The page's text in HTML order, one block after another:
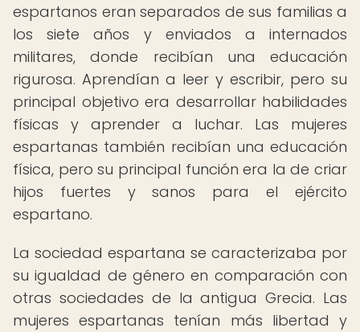
espartanos eran separados de sus familias a
los siete años y enviados a internados
militares, donde recibían una educación
rigurosa. Aprendían a leer y escribir, pero su
principal objetivo era desarrollar habilidades
físicas y aprender a luchar. Las mujeres
espartanas también recibían una educación
física, pero su principal función era la de criar
hijos fuertes y sanos para el ejército
espartano.
La sociedad espartana se caracterizaba por
su igualdad de género en comparación con
otras sociedades de la antigua Grecia. Las
mujeres espartanas tenían más libertad y